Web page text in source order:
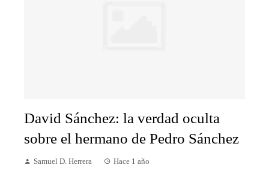
David Sánchez: la verdad oculta
sobre el hermano de Pedro Sánchez
Samuel D. Herrera Hace 1 año